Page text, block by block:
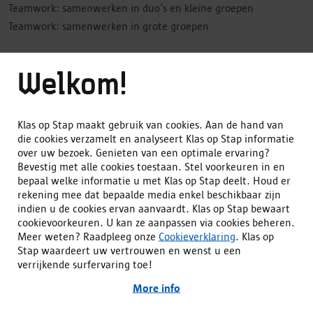
Welkom!
Klas op Stap maakt gebruik van cookies. Aan de hand van
die cookies verzamelt en analyseert Klas op Stap informatie
over uw bezoek. Genieten van een optimale ervaring?
Bevestig met alle cookies toestaan. Stel voorkeuren in en
bepaal welke informatie u met Klas op Stap deelt. Houd er
rekening mee dat bepaalde media enkel beschikbaar zijn
indien u de cookies ervan aanvaardt. Klas op Stap bewaart
cookievoorkeuren. U kan ze aanpassen via cookies beheren.
Meer weten? Raadpleeg onze Cookieverklaring. Klas op
Stap waardeert uw vertrouwen en wenst u een
verrijkende surfervaring toe!
More info
Teamwork: samenwerken in duo’s en kleine groepen
Teamwork: samenwerken in grote groepen
Meer info over de groepsgrootte
Een klas van maximum 25 kleuters.
Meer informatie over de prijs
€2,00 per leerling is een richtprijs. De totale prijs
voor de reeks bedraagt €250 voor 5 lessen per
klasgroep.
Meer info over de duurtijd
De lessenreeks telt 5 lessen en elke les bestaat uit
50 minuten.
Kleutermenu/Buitengewoonmenu
Kleutermenu als je school een goedgekeurde